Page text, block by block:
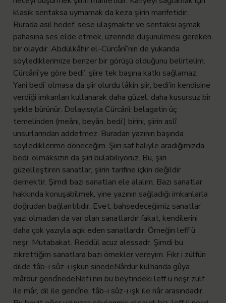
klasik sentaksa uymamak da keza şiirin marifetidir.
Burada asıl hedef, sese ulaşmaktır ve sentaksı aşmak
pahasına ses elde etmek, üzerinde düşünülmesi gereken
bir olaydır. Abdülkâhir el-Cürcânî’nin de yukarıda
söylediklerimize benzer bir görüşü olduğunu belirtelim.
Cürcânî’ye göre bedi’, şiire tek başına katkı sağlamaz.
Yani bedi’ olmasa da şiir olurdu lâkin şiir, bedi’in kendisine
verdiği imkanları kullanarak daha güzel, daha kusursuz bir
şekle bürünür. Dolayısıyla Cürcânî, belagatin üç
temelinden (meâni, beyân, bedi’) birini, şiirin aslî
unsurlarından addetmez. Buradan yazının başında
söylediklerime döneceğim. Şiiri saf haliyle aradığımızda
bedi’ olmaksızın da şiiri bulabiliyoruz. Bu, şiiri
güzelleştiren sanatlar, şiirin tarifine içkin değildir
demektir. Şimdi bazı sanatları ele alalım. Bazı sanatlar
hakkında konuşabilmek, yine yazının sağladığı imkanlarla
doğrudan bağlantılıdır. Evet, bahsedeceğimiz sanatlar
yazı olmadan da var olan sanatlardır fakat, kendilerini
daha çok yazıyla açık eden sanatlardır. Örneğin leff ü
neşr. Mutabakat. Reddül acuz alessadr. Şimdi bu
zikrettiğim sanatlara bazı örnekler vereyim. Fikr i zülfün
dilde tâb-ı sûz-ı ışkun sinedeNârdur külhanda gûya
mârdur gencînedeNef’i’nin bu beytindeki leff ü neşr zülf
ile mâr, dil ile gencîne, tâb-ı sûz-ı ışk ile nâr arasındadır.